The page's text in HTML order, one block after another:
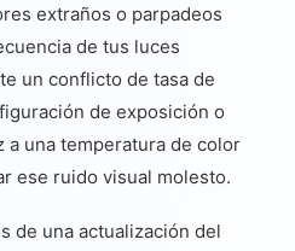
extraños o parpadeos
de tus luces
un conflicto de tasa de
de exposición o
a una temperatura de color
ese ruido visual molesto.
de una actualización del